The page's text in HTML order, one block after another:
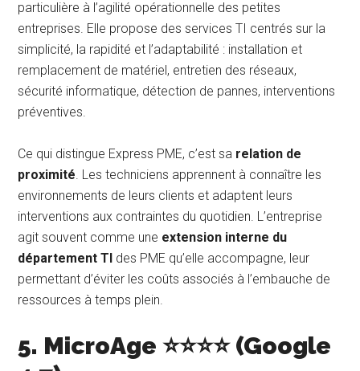
particulière à l’agilité opérationnelle des petites
entreprises. Elle propose des services TI centrés sur la
simplicité, la rapidité et l’adaptabilité : installation et
remplacement de matériel, entretien des réseaux,
sécurité informatique, détection de pannes, interventions
préventives.
Ce qui distingue Express PME, c’est sa relation de
proximité. Les techniciens apprennent à connaître les
environnements de leurs clients et adaptent leurs
interventions aux contraintes du quotidien. L’entreprise
agit souvent comme une extension interne du
département TI des PME qu’elle accompagne, leur
permettant d’éviter les coûts associés à l’embauche de
ressources à temps plein.
5. MicroAge ⭐⭐⭐⭐ (Google